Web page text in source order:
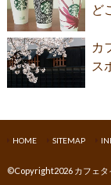
ど
カ
ス
HOME SITEMAP
©Copyright2026 カフェタ